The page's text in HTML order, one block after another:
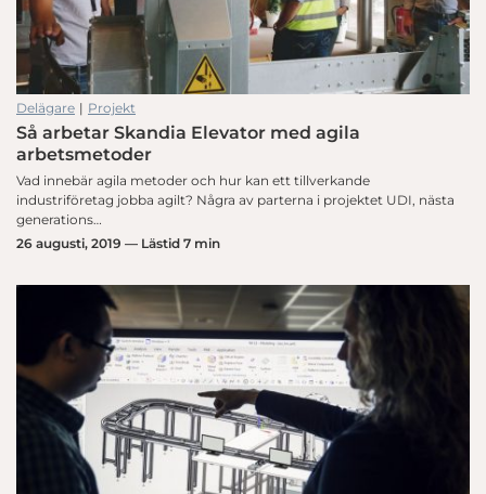
Delägare | Projekt
Så arbetar Skandia Elevator med agila
arbetsmetoder
Vad innebär agila metoder och hur kan ett tillverkande
industriföretag jobba agilt? Några av parterna i projektet UDI, nästa
generations…
26 augusti, 2019 — Lästid 7 min